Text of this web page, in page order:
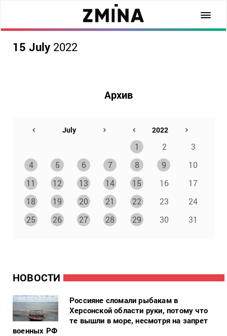
15 July 2022
НОВОСТИ
Россияне сломали рыбакам в
Херсонской области руки, потому что
те вышли в море, несмотря на запрет
военных РФ
Архив
1 2
3
4
5 6 7 8 9
10
11
12 13 14 15 16
17
18
19 20 21 22 23
24
25
26 27 28 29 30 31